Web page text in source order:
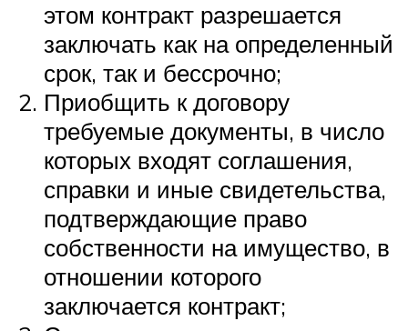
этом контракт разрешается
заключать как на определенный
срок, так и бессрочно;
Приобщить к договору
требуемые документы, в число
которых входят соглашения,
справки и иные свидетельства,
подтверждающие право
собственности на имущество, в
отношении которого
заключается контракт;